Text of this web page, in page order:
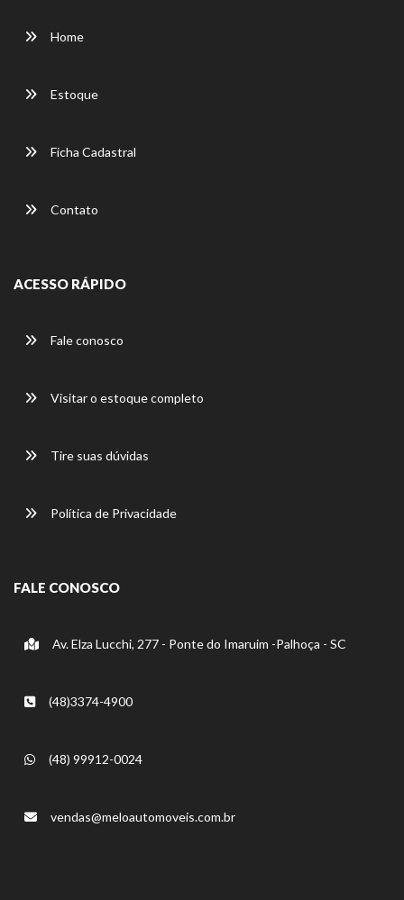
Home
Estoque
Ficha Cadastral
Contato
ACESSO RÁPIDO
Fale conosco
Visitar o estoque completo
Tire suas dúvidas
Política de Privacidade
FALE CONOSCO
Av. Elza Lucchi, 277 - Ponte do Imaruim -Palhoça - SC
(48)3374-4900
(48) 99912-0024
vendas@meloautomoveis.com.br